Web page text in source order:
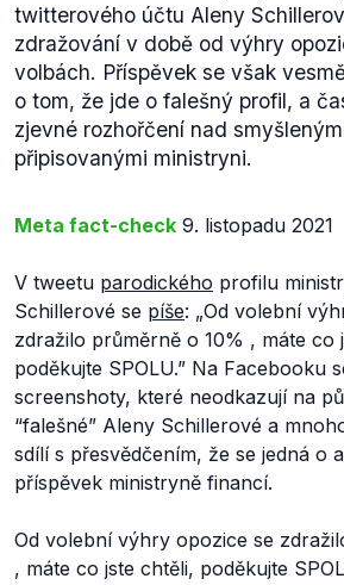
twitterového účtu Aleny
zdražování v době od výhry
volbách. Příspěvek se však
o tom, že jde o falešný profil, a
zjevné rozhořčení nad
připisovanými ministryni.
Meta fact-check 9. listopadu 2021
V tweetu parodického profilu
Schillerové se píše: „Od volební
zdražilo průměrně o 10% , máte co
poděkujte SPOLU.” Na Facebooku
screenshoty, které neodkazují na
“falešné” Aleny Schillerové a
sdílí s přesvědčením, že se jedná o
příspěvek ministryně financí.
Od volební výhry opozice se
, máte co jste chtěli, poděkujte